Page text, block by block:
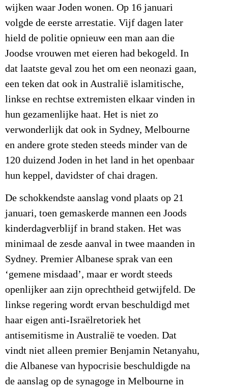
wijken waar Joden wonen. Op 16 januari
volgde de eerste arrestatie. Vijf dagen later
hield de politie opnieuw een man aan die
Joodse vrouwen met eieren had bekogeld. In
dat laatste geval zou het om een neonazi gaan,
een teken dat ook in Australië islamitische,
linkse en rechtse extremisten elkaar vinden in
hun gezamenlijke haat. Het is niet zo
verwonderlijk dat ook in Sydney, Melbourne
en andere grote steden steeds minder van de
120 duizend Joden in het land in het openbaar
hun keppel, davidster of chai dragen.
De schokkendste aanslag vond plaats op 21
januari, toen gemaskerde mannen een Joods
kinderdagverblijf in brand staken. Het was
minimaal de zesde aanval in twee maanden in
Sydney. Premier Albanese sprak van een
‘gemene misdaad’, maar er wordt steeds
openlijker aan zijn oprechtheid getwijfeld. De
linkse regering wordt ervan beschuldigd met
haar eigen anti-Israëlretoriek het
antisemitisme in Australië te voeden. Dat
vindt niet alleen premier Benjamin Netanyahu,
die Albanese van hypocrisie beschuldigde na
de aanslag op de synagoge in Melbourne in